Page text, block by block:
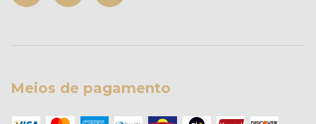
Meios de pagamento